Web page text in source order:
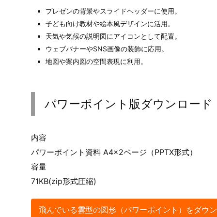
プレゼンの背景やスライドヘッダーに使用。
子ども向け教材や絵本風デザインに活用。
天気や気候の説明図にアイコンとして配置。
ウェブバナーやSNS画像の装飾に応用。
地図や案内図の空間表現に利用。
パワーポイント版ダウンロード
内容
パワーポイント資料 A4×2ページ（PPTX形式）
容量
71KB(zip形式圧縮)
飛んでいる雲型の図形（パワーポイント）をダウ